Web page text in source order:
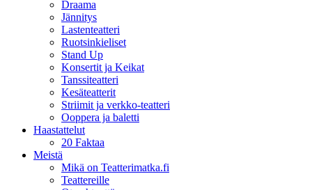
Draama
Jännitys
Lastenteatteri
Ruotsinkieliset
Stand Up
Konsertit ja Keikat
Tanssiteatteri
Kesäteatterit
Striimit ja verkko-teatteri
Ooppera ja baletti
Haastattelut
20 Faktaa
Meistä
Mikä on Teatterimatka.fi
Teattereille